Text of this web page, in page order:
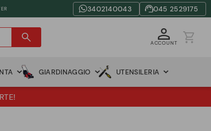
3402140043 045 2529175
ACCOUNT
GIARDINAGGIO UTENSILERIA